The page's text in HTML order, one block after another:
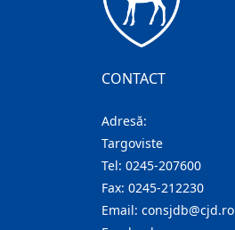
CONTACT
Adresă:
Targoviste
Tel: 0245-207600
Fax: 0245-212230
Email: consjdb@cjd.ro